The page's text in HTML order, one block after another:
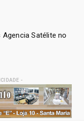
Satélite no
-